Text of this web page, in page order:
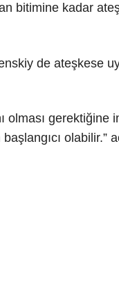
bitimine kadar
de ateşkese
olması gerektiğine
olabilir.”